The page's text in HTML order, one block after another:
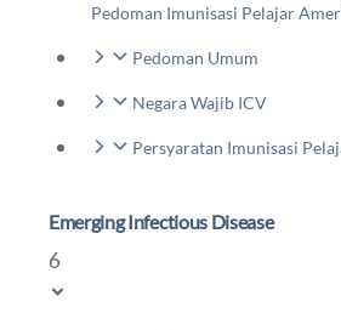
Pedoman Imunisasi Pelajar
Pedoman Umum
Negara Wajib ICV
Persyaratan Imunisasi
Emerging Infectious Disease
6